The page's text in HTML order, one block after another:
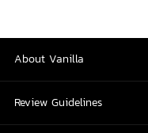
About Vanilla
Review Guidelines